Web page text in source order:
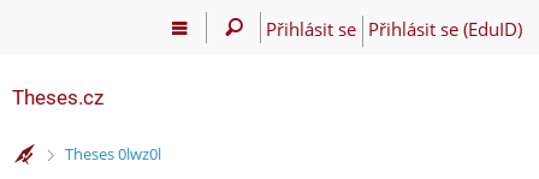
Přihlásit se Přihlásit se (EduID)
Theses.cz
>
Theses 0lwz0l